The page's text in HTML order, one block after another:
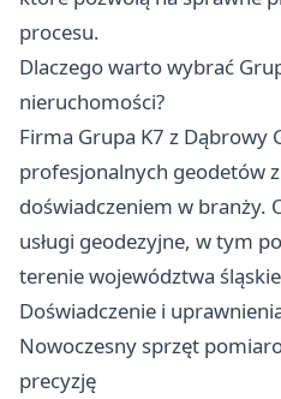
procesu.
Dlaczego warto wybrać
nieruchomości?
Firma Grupa K7 z Dąbrowy
profesjonalnych geodetów
doświadczeniem w branży.
usługi geodezyjne, w tym
terenie województwa
Doświadczenie i
Nowoczesny sprzęt
precyzję